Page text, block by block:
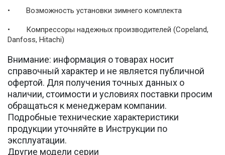
• Возможность установки зимнего комплекта
• Компрессоры надежных производителей (Copeland,
Danfoss, Hitachi)
Внимание: информация о товарах носит
справочный характер и не является публичной
офертой. Для получения точных данных о
наличии, стоимости и условиях поставки просим
обращаться к менеджерам компании.
Подробные технические характеристики
продукции уточняйте в Инструкции по
эксплуатации.
Другие модели серии